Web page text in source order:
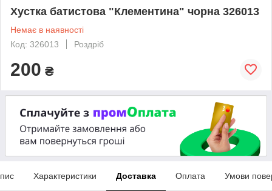
Хустка батистова "Клементина" чорна 326013
Немає в наявності
Код: 326013
Роздріб
200 ₴
Характеристики Доставка Оплата Умови